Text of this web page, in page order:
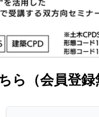
ら（会員登録